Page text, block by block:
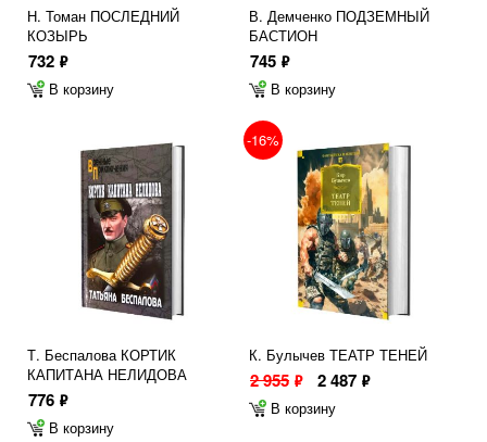
Н. Томан ПОСЛЕДНИЙ
КОЗЫРЬ
732 ф
В корзину
В. Демченко ПОДЗЕМНЫЙ
БАСТИОН
745 ф
В корзину
Т. Беспалова КОРТИК
КАПИТАНА НЕЛИДОВА
776 ф
В корзину
-16%
К. Булычев ТЕАТР ТЕНЕЙ
2 955 ф 2 487 ф
В корзину